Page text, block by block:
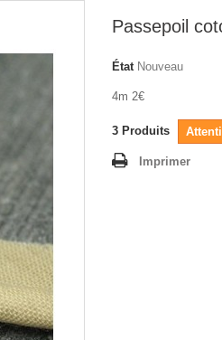
Passepoil
État Nouveau
4m 2€
3 Produits
Imprimer